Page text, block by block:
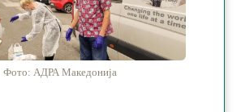
Фото: АДРА Македонија